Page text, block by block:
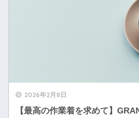
2026年2月8日
【最高の作業着を求めて】